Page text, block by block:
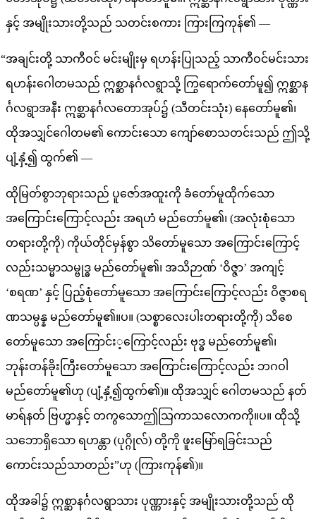
နှင့် အမျိုးသားတို့သည် သတင်းစကား ကြားကြကုန်၏ —
“အချင်းတို့ သာကီဝင် မင်းမျိုးမှ ရဟန်းပြုသည့် သာကီဝင်မင်းသား
ရဟန်းဂေါတမသည် ဣစ္ဆာနင်္ဂလရွာသို့ ကြွရောက်တော်မူ၍ ဣစ္ဆာန
င်္ဂလရွာအနီး ဣစ္ဆာနင်္ဂလတောအုပ်၌ (သီတင်းသုံး) နေတော်မူ၏၊
ထိုအသျှင်ဂေါတမ၏ ကောင်းသော ကျော်စောသတင်းသည် ဤသို့
ပျံ့နှံ့၍ ထွက်၏ —
ထိုမြတ်စွာဘုရားသည် ပူဇော်အထူးကို ခံတော်မူထိုက်သော
အကြောင်းကြောင့်လည်း အရဟံ မည်တော်မူ၏၊ (အလုံးစုံသော
တရားတို့ကို) ကိုယ်တိုင်မှန်စွာ သိတော်မူသော အကြောင်းကြောင့်
လည်းသမ္မာသမ္ဗုဒ္ဓ မည်တော်မူ၏၊ အသိဉာဏ် ‘ဝိဇ္ဇာ’ အကျင့်
‘စရဏ’ နှင့် ပြည့်စုံတော်မူသော အကြောင်းကြောင့်လည်း ဝိဇ္ဇာစရ
ဏသမ္ပန္န မည်တော်မူ၏။ပ။ (သစ္စာလေးပါးတရားတို့ကို) သိစေ
တော်မူသော အကြောင်း့ကြောင့်လည်း ဗုဒ္ဓ မည်တော်မူ၏၊
ဘုန်းတန်ခိုးကြီးတော်မူသော အကြောင်းကြောင့်လည်း ဘဂဝါ
မည်တော်မူ၏ဟု (ပျံ့နှံ့၍ထွက်၏)။ ထိုအသျှင် ဂေါတမသည် နတ်
မာရ်နတ် ဗြဟ္မာနှင့် တကွသောဤသြကာသလောကကို။ပ။ ထိုသို့
သဘောရှိသော ရဟန္တာ (ပုဂ္ဂိုလ်) တို့ကို ဖူးမြော်ရခြင်းသည်
ကောင်းသည်သာတည်း”ဟု (ကြားကုန်၏)။
ထိုအခါ၌ ဣစ္ဆာနင်္ဂလရွာသား ပုဏ္ဏားနှင့် အမျိုးသားတို့သည် ထို